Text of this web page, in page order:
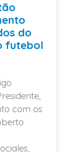
do
futebol
com os